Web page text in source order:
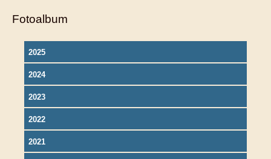
Fotoalbum
2025
2024
2023
2022
2021